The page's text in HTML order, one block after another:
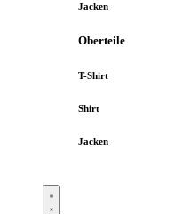
Jacken
Oberteile
T-Shirt
Shirt
Jacken